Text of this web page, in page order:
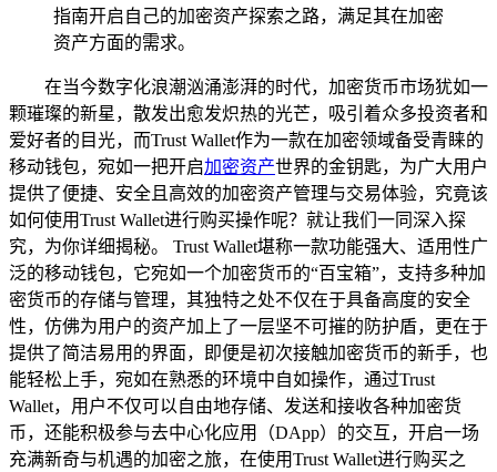
指南开启自己的加密资产探索之路，满足其在加密
资产方面的需求。
在当今数字化浪潮汹涌澎湃的时代，加密货币市场犹如一
颗璀璨的新星，散发出愈发炽热的光芒，吸引着众多投资者和
爱好者的目光，而Trust Wallet作为一款在加密领域备受青睐的
移动钱包，宛如一把开启加密资产世界的金钥匙，为广大用户
提供了便捷、安全且高效的加密资产管理与交易体验，究竟该
如何使用Trust Wallet进行购买操作呢？就让我们一同深入探
究，为你详细揭秘。 Trust Wallet堪称一款功能强大、适用性广
泛的移动钱包，它宛如一个加密货币的“百宝箱”，支持多种加
密货币的存储与管理，其独特之处不仅在于具备高度的安全
性，仿佛为用户的资产加上了一层坚不可摧的防护盾，更在于
提供了简洁易用的界面，即便是初次接触加密货币的新手，也
能轻松上手，宛如在熟悉的环境中自如操作，通过Trust
Wallet，用户不仅可以自由地存储、发送和接收各种加密货
币，还能积极参与去中心化应用（DApp）的交互，开启一场
充满新奇与机遇的加密之旅，在使用Trust Wallet进行购买之